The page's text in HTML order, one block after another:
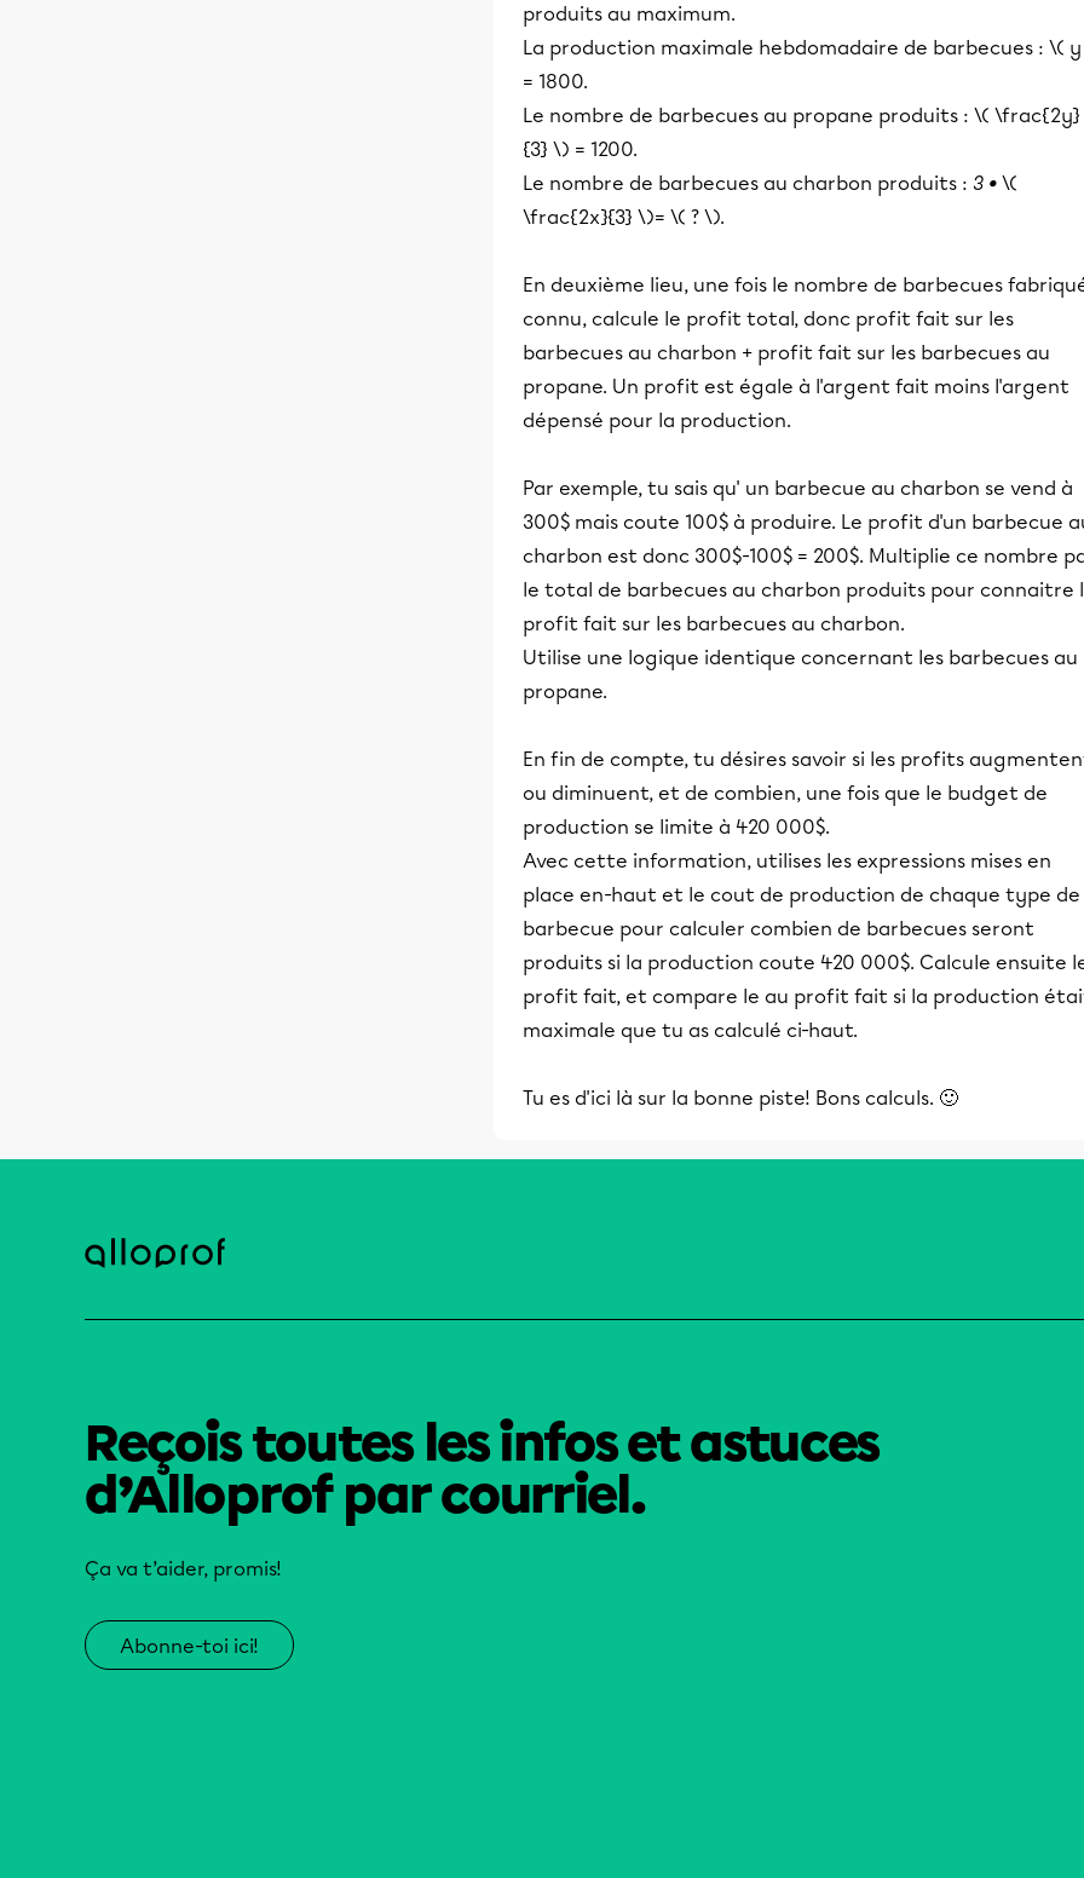
produits au maximum.
La production maximale hebdomadaire de barbecues : \(
= 1800.
Le nombre de barbecues au propane produits : \( \frac{2y}
{3} \) = 1200.
Le nombre de barbecues au charbon produits : 3 • \(
\frac{2x}{3} \)= \( ? \).
En deuxième lieu, une fois le nombre de barbecues
connu, calcule le profit total, donc profit fait sur les
barbecues au charbon + profit fait sur les barbecues au
propane. Un profit est égale à l'argent fait moins l'argent
dépensé pour la production.
Par exemple, tu sais qu' un barbecue au charbon se vend à
300$ mais coute 100$ à produire. Le profit d'un barbecue
charbon est donc 300$-100$ = 200$. Multiplie ce nombre
le total de barbecues au charbon produits pour connaitre
profit fait sur les barbecues au charbon.
Utilise une logique identique concernant les barbecues au
propane.
En fin de compte, tu désires savoir si les profits
ou diminuent, et de combien, une fois que le budget de
production se limite à 420 000$.
Avec cette information, utilises les expressions mises en
place en-haut et le cout de production de chaque type de
barbecue pour calculer combien de barbecues seront
produits si la production coute 420 000$. Calcule ensuite
profit fait, et compare le au profit fait si la production
maximale que tu as calculé ci-haut.
Tu es d'ici là sur la bonne piste! Bons calculs. 🙂
Reçois toutes les infos et astuces
d’Alloprof par courriel.
Ça va t’aider, promis!
Abonne-toi ici!